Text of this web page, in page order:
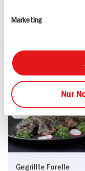
Marketing
Nur
Caprese
1.127 kcal p.
Vegetarisch
Gegrillte Forelle